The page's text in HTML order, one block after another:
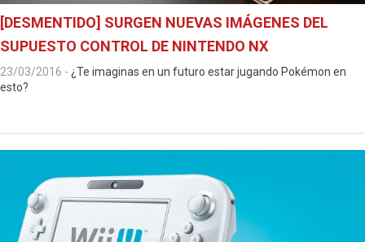
[DESMENTIDO] SURGEN NUEVAS IMÁGENES DEL
SUPUESTO CONTROL DE NINTENDO NX
23/03/2016 - ¿Te imaginas en un futuro estar jugando Pokémon en
esto?